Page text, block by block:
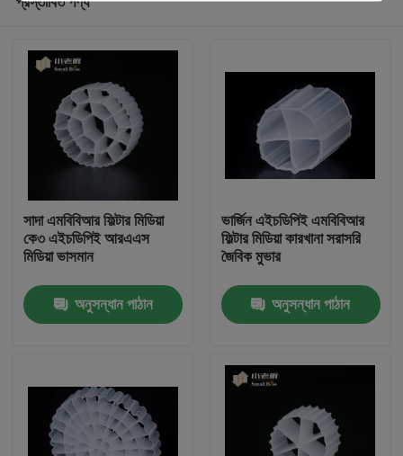
আমাদের সম্পর্কে
সাদা এমবিবিআর ফিল্টার মিডিয়া
কে৩ এইচডিপিই আরএএস
মিডিয়া ভাসমান
অনুসন্ধান পাঠান
ভার্জিন এইচডিপিই এমবিবিআর
ফিল্টার মিডিয়া কারখানা সরাসরি
জৈবিক মুভার
অনুসন্ধান পাঠান